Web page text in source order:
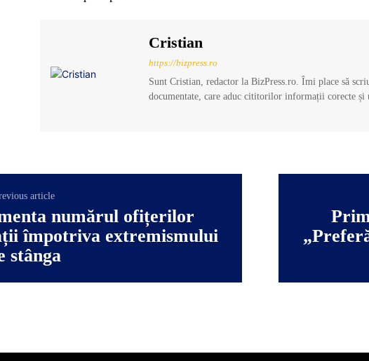
Cristian
https://bizpress.ro
Sunt Cristian, redactor la BizPress.ro. Îmi place să
documentate, care aduc cititorilor informații corecte și
article
numărul ofițerilor
împotriva extremismului
stânga